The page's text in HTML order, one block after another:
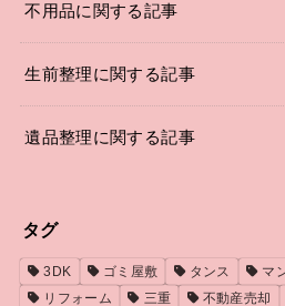
不用品に関する記事
生前整理に関する記事
遺品整理に関する記事
タグ
3DK ゴミ屋敷 タンス マ
リフォーム
三重 不動産売却